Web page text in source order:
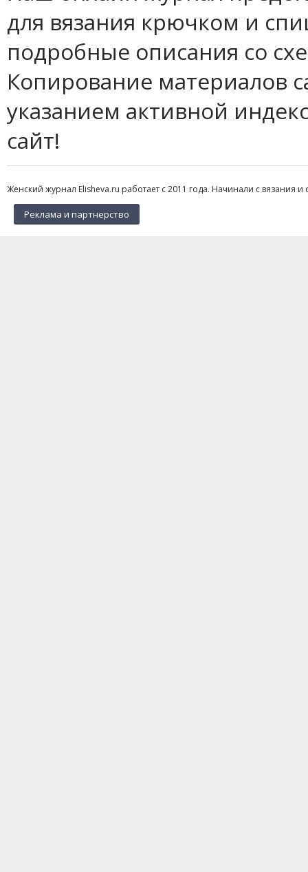
для вязания крючком и
подробные описания со
Копирование материалов
указанием активной
сайт!
Женский журнал Elisheva.ru работает с 2011 года. Начинали с вязания
Реклама и партнерство